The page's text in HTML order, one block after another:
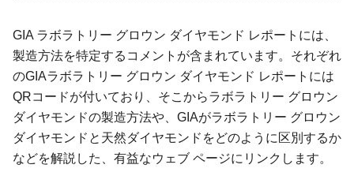
GIA ラボラトリー グロウン ダイヤモンド レポートには、
製造方法を特定するコメントが含まれています。それぞれ
のGIAラボラトリー グロウン ダイヤモンド レポートには
QRコードが付いており、そこからラボラトリー グロウン
ダイヤモンドの製造方法や、GIAがラボラトリー グロウン
ダイヤモンドと天然ダイヤモンドをどのように区別するか
などを解説した、有益なウェブ ページにリンクします。